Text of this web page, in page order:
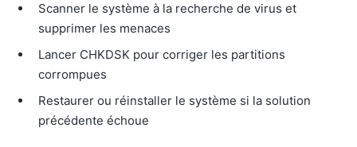
Scanner le système à la recherche de virus et
supprimer les menaces
Lancer CHKDSK pour corriger les partitions
corrompues
Restaurer ou réinstaller le système si la solution
précédente échoue